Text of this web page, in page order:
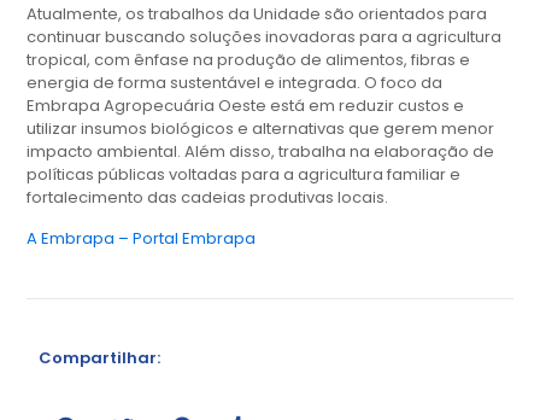
Atualmente, os trabalhos da Unidade são orientados para
continuar buscando soluções inovadoras para a agricultura
tropical, com ênfase na produção de alimentos, fibras e
energia de forma sustentável e integrada. O foco da
Embrapa Agropecuária Oeste está em reduzir custos e
utilizar insumos biológicos e alternativas que gerem menor
impacto ambiental. Além disso, trabalha na elaboração de
políticas públicas voltadas para a agricultura familiar e
fortalecimento das cadeias produtivas locais.
A Embrapa – Portal Embrapa
Compartilhar: